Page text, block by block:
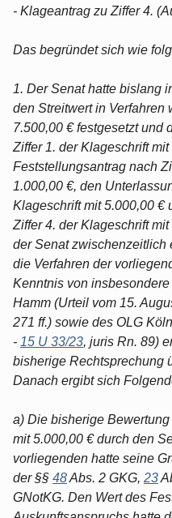
- Klageantrag zu Ziffer 4.
Das begründet sich wie
1. Der Senat hatte bislang
den Streitwert in Verfahren
7.500,00 € festgesetzt und
Ziffer 1. der Klageschrift
Feststellungsantrag nach
1.000,00 €, den
Klageschrift mit 5.000,00 €
Ziffer 4. der Klageschrift
der Senat zwischenzeitlich
die Verfahren der
Kenntnis von
Hamm (Urteil vom 15.
271 ff.) sowie des OLG
- 15 U 33/23, juris Rn. 89)
bisherige Rechtsprechung
Danach ergibt sich
a) Die bisherige
mit 5.000,00 € durch den
vorliegenden hatte seine
der §§ 48Abs. 2 GKG, 23
GNotKG. Den Wert des